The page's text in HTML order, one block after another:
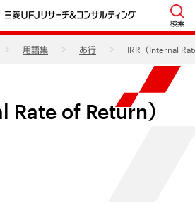
検索
用語集 あ行 IRR（Internal
Rate of Return）